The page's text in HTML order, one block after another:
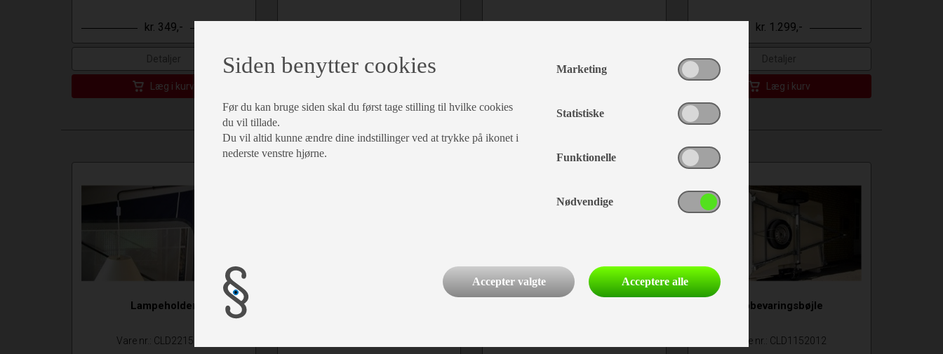
kr. 349,-
Detaljer
Læg i kurv
kr. 1.299,-
Detaljer
Læg i kurv
Lampeholder
Vare nr.: CLD2215310
Opbevaringsbøjle
Vare nr.: CLD1152012
Siden benytter cookies
Før du kan bruge siden skal du først tage stilling til hvilke cookies
du vil tillade.
Du vil altid kunne ændre dine indstillinger ved at trykke på ikonet i
nederste venstre hjørne.
Marketing
Statistiske
Funktionelle
Nødvendige
Accepter valgte Acceptere alle